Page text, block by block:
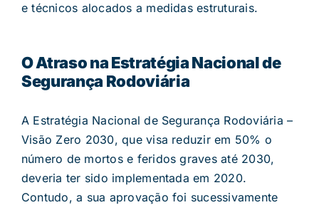
e técnicos alocados a medidas estruturais.
O Atraso na Estratégia Nacional de
Segurança Rodoviária
A Estratégia Nacional de Segurança Rodoviária –
Visão Zero 2030, que visa reduzir em 50% o
número de mortos e feridos graves até 2030,
deveria ter sido implementada em 2020.
Contudo, a sua aprovação foi sucessivamente